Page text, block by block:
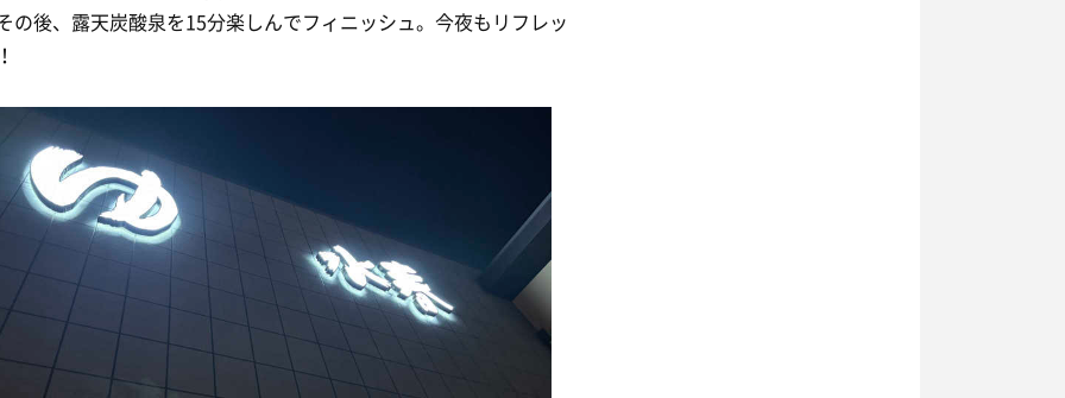
の後、露天炭酸泉を15分楽しんでフィニッシュ。今夜もリフレッ